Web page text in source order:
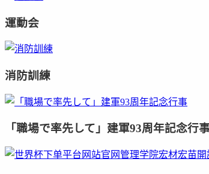
運動会
消防訓練
「職場で率先して」建軍93周年記念行